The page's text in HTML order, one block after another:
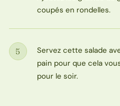
coupés en rondelles.
Étape
5
Servez cette salade
pain pour que cela
pour le soir.